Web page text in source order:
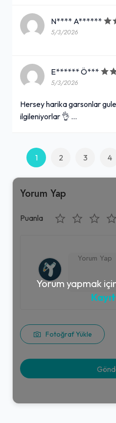
N**** A******
5/3/2026
E****** Ö***
5/3/2026
Hersey harika garsonlar
ilgileniyorlar 👌 …
1 2 3 4
Yorum Yap
Puanla
Fotoğraf Yükle
Yorum yapmak